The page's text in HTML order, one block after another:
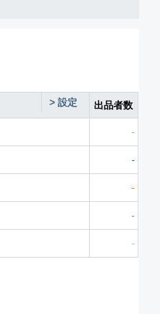
> 設定 出品者数
-
-
-
-
-